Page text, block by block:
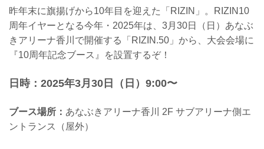
昨年末に旗揚げから10年目を迎えた「RIZIN」。RIZIN10
周年イヤーとなる今年・2025年は、3月30日（日）あなぶ
きアリーナ香川で開催する「RIZIN.50」から、大会会場に
『10周年記念ブース』を設置するぞ！
日時：2025年3月30日（日）9:00〜
ブース場所： あなぶきアリーナ香川 2F サブアリーナ側エ
ントランス（屋外）